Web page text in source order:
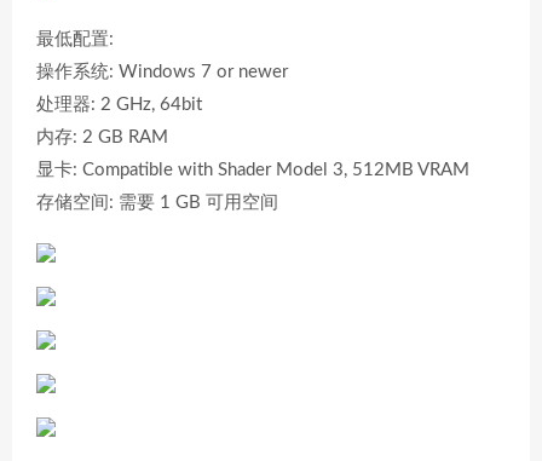
最低配置:
操作系统: Windows 7 or newer
处理器: 2 GHz, 64bit
内存: 2 GB RAM
显卡: Compatible with Shader Model 3, 512MB VRAM
存储空间: 需要 1 GB 可用空间